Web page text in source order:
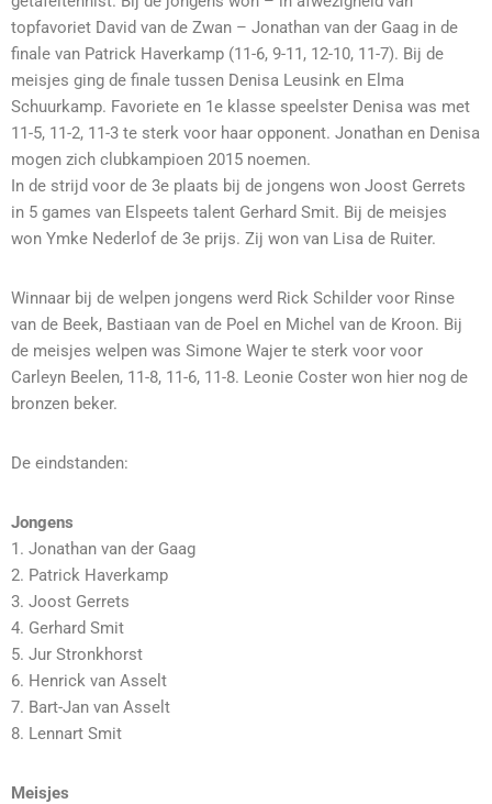
topfavoriet David van de Zwan – Jonathan van der Gaag in de
finale van Patrick Haverkamp (11-6, 9-11, 12-10, 11-7). Bij de
meisjes ging de finale tussen Denisa Leusink en Elma
Schuurkamp. Favoriete en 1e klasse speelster Denisa was met
11-5, 11-2, 11-3 te sterk voor haar opponent. Jonathan en Denisa
mogen zich clubkampioen 2015 noemen.
In de strijd voor de 3e plaats bij de jongens won Joost Gerrets
in 5 games van Elspeets talent Gerhard Smit. Bij de meisjes
won Ymke Nederlof de 3e prijs. Zij won van Lisa de Ruiter.
Winnaar bij de welpen jongens werd Rick Schilder voor Rinse
van de Beek, Bastiaan van de Poel en Michel van de Kroon. Bij
de meisjes welpen was Simone Wajer te sterk voor voor
Carleyn Beelen, 11-8, 11-6, 11-8. Leonie Coster won hier nog de
bronzen beker.
De eindstanden:
Jongens
1. Jonathan van der Gaag
2. Patrick Haverkamp
3. Joost Gerrets
4. Gerhard Smit
5. Jur Stronkhorst
6. Henrick van Asselt
7. Bart-Jan van Asselt
8. Lennart Smit
Meisjes